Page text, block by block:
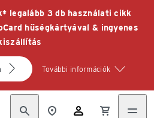
legalább 3 db használati cikk
hűségkártyával & ingyenes
További információk